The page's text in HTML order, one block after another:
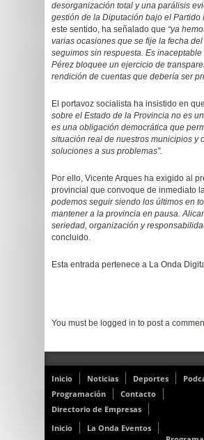
desorganización total y una parálisis
gestión de la Diputación bajo el Partido
este sentido, ha señalado que “ya
varias ocasiones que se fije la fecha
seguimos sin respuesta. Es inaceptable
Pérez bloquee un ejercicio de
rendición de cuentas que debería ser
El portavoz socialista ha insistido en que
sobre el Estado de la Provincia no es
es una obligación democrática que
situación real de nuestros municipios y
soluciones a sus problemas”.
Por ello, Vicente Arques ha exigido al
provincial que convoque de inmediato
podemos seguir siendo los últimos en
mantener a la provincia en pausa.
seriedad, organización y
concluido.
Esta entrada pertenece a La Onda
You must be logged in to post a
Inicio Noticias Deportes
Programación
Contacto
Directorio de Empresas
Inicio
La Onda Eventos